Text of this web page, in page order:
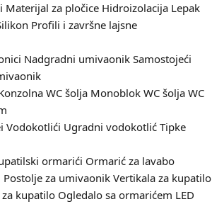
Materijal za pločice Hidroizolacija Lepak
Profili i završne lajsne
Nadgradni umivaonik Samostojeći
WC šolja Monoblok WC šolja WC
Vodokotlići Ugradni vodokotlić Tipke
ormarići Ormarić za lavabo
Postolje za umivaonik Vertikala za kupatilo
kupatilo Ogledalo sa ormarićem LED